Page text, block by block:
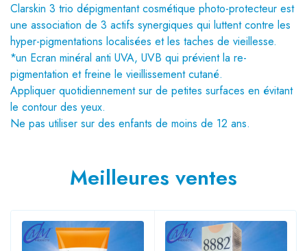
Clarskin 3 trio dépigmentant cosmétique photo-protecteur est
une association de 3 actifs synergiques qui luttent contre les
hyper-pigmentations localisées et les taches de vieillesse.
*un Ecran minéral anti UVA, UVB qui prévient la re-
pigmentation et freine le vieillissement cutané.
Appliquer quotidiennement sur de petites surfaces en évitant
le contour des yeux.
Ne pas utiliser sur des enfants de moins de 12 ans.
Meilleures ventes